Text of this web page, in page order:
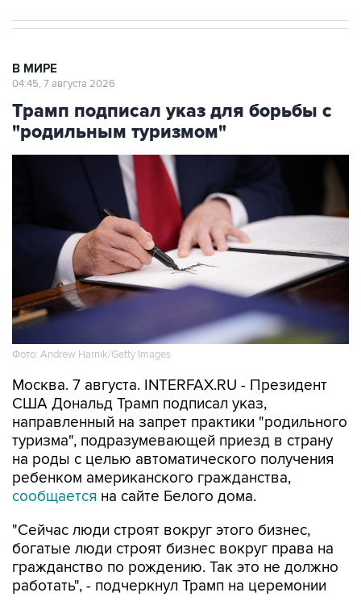
Трамп подписал указ для борьбы с
"родильным туризмом"
Фото: Andrew Harnik/Getty Images
Москва. 7 августа. INTERFAX.RU - Президент
направленный на запрет практики "родильного
туризма", подразумевающей приезд в страну
на роды с целью автоматического получения
ребенком американского гражданства,
сообщаетсяна сайте Белого дома.
"Сейчас люди строят вокруг этого бизнес,
гражданство по рождению. Так это не должно
работать", - подчеркнул Трамп на церемонии
подписания.